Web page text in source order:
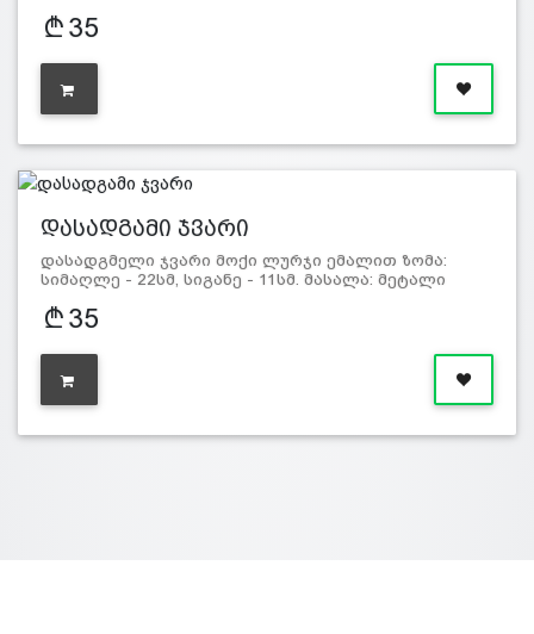
35
დასადგამი ჯვარი
დასადგმელი ჯვარი მოქი ლურჯი ემალით ზომა:
სიმაღლე - 22სმ, სიგანე - 11სმ. მასალა: მეტალი
35